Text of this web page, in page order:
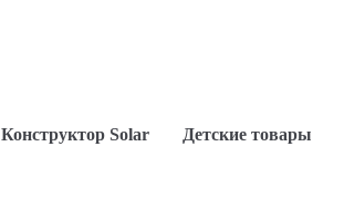
Конструктор Solar Детские товары